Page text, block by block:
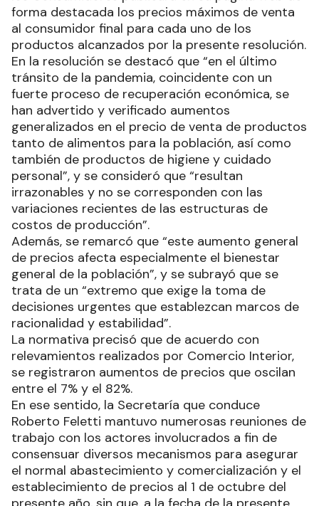
forma destacada los precios máximos de venta
al consumidor final para cada uno de los
productos alcanzados por la presente resolución.
En la resolución se destacó que “en el último
tránsito de la pandemia, coincidente con un
fuerte proceso de recuperación económica, se
han advertido y verificado aumentos
generalizados en el precio de venta de productos
tanto de alimentos para la población, así como
también de productos de higiene y cuidado
personal”, y se consideró que “resultan
irrazonables y no se corresponden con las
variaciones recientes de las estructuras de
costos de producción”.
Además, se remarcó que “este aumento general
de precios afecta especialmente el bienestar
general de la población”, y se subrayó que se
trata de un “extremo que exige la toma de
decisiones urgentes que establezcan marcos de
racionalidad y estabilidad”.
La normativa precisó que de acuerdo con
relevamientos realizados por Comercio Interior,
se registraron aumentos de precios que oscilan
entre el 7% y el 82%.
En ese sentido, la Secretaría que conduce
Roberto Feletti mantuvo numerosas reuniones de
trabajo con los actores involucrados a fin de
consensuar diversos mecanismos para asegurar
el normal abastecimiento y comercialización y el
establecimiento de precios al 1 de octubre del